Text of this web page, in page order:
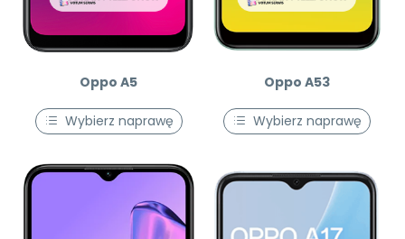
Oppo A5
Wybierz naprawę
Oppo A53
Wybierz naprawę